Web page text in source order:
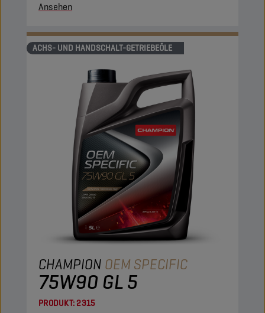
Ansehen
ACHS- UND HANDSCHALT-GETRIEBEÖLE
CHAMPION OEM SPECIFIC
75W90 GL 5
PRODUKT:2315